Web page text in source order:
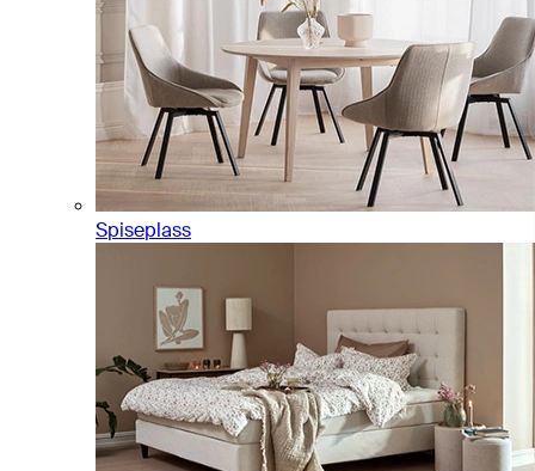
Spiseplass